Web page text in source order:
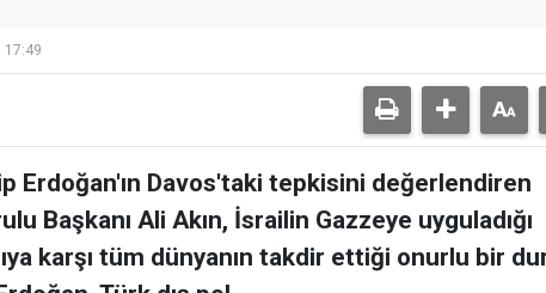
17:49
Erdoğan'ın Davos'taki tepkisini değerlendiren
Başkanı Ali Akın, İsrailin Gazzeye uyguladığı
karşı tüm dünyanın takdir ettiği onurlu bir